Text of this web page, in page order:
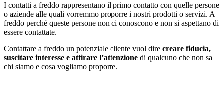
I contatti a freddo rappresentano il primo contatto con quelle persone
o aziende alle quali vorremmo proporre i nostri prodotti o servizi. A
freddo perché queste persone non ci conoscono e non si aspettano di
essere contattate.
Contattare a freddo un potenziale cliente vuol dire creare fiducia,
suscitare interesse e attirare l’attenzione di qualcuno che non sa
chi siamo e cosa vogliamo proporre.